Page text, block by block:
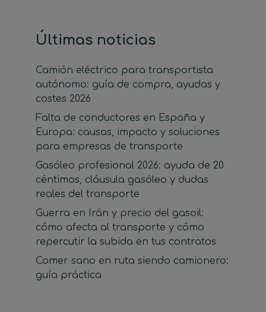
Últimas noticias
Camión eléctrico para transportista
autónomo: guía de compra, ayudas y
costes 2026
Falta de conductores en España y
Europa: causas, impacto y soluciones
para empresas de transporte
Gasóleo profesional 2026: ayuda de 20
céntimos, cláusula gasóleo y dudas
reales del transporte
Guerra en Irán y precio del gasoil:
cómo afecta al transporte y cómo
repercutir la subida en tus contratos
Comer sano en ruta siendo camionero:
guía práctica